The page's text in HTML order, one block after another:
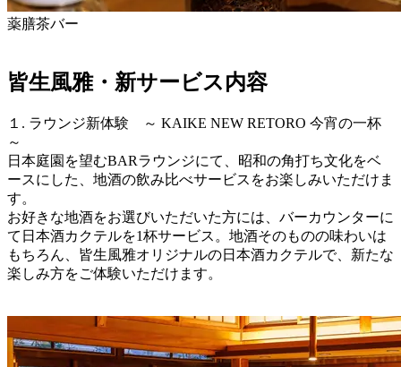
薬膳茶バー
皆生風雅・新サービス内容
１. ラウンジ新体験 ～ KAIKE NEW RETORO 今宵の一杯
～
日本庭園を望むBARラウンジにて、昭和の角打ち文化をベ
ースにした、地酒の飲み比べサービスをお楽しみいただけま
す。
お好きな地酒をお選びいただいた方には、バーカウンターに
て日本酒カクテルを1杯サービス。地酒そのものの味わいは
もちろん、皆生風雅オリジナルの日本酒カクテルで、新たな
楽しみ方をご体験いただけます。